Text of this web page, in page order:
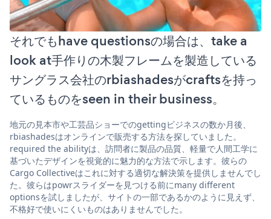
それでもhave questionsの場合は、take a
look at手作りの木製フレームを製造している
サングラス会社のrbiashadesがcraftsを持っ
ているものをseen in their business。
地元の見本市や工芸品ショーでのgettingビジネスの数か月後、
rbiashadesはオンラインで販売する方法を探していました。
required the abilityは、訪問者に製品の品質、軽量で人間工学に
基づいたデザインを視覚的に魅力的な方法で示します。彼らの
Cargo Collectiveはこれに対する適切な解決策を提供しませんでし
た。彼らはpowrスライダーを見つける前にmany different
optionsを試しましたが、サイトの一部であるかのように見えず、
不格好で使いにくいものはありませんでした。